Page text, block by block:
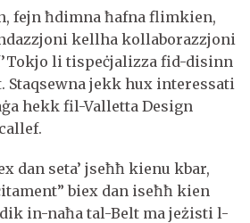
fejn ħdimna ħafna flimkien,
kellha kollaborazzjoni
li tispeċjalizza fid-disinn
Staqsewna jekk hux interessati
hekk fil-Valletta Design
dan seta’ jseħħ kienu kbar,
biex dan iseħħ kien
in-naħa tal-Belt ma jeżisti l-